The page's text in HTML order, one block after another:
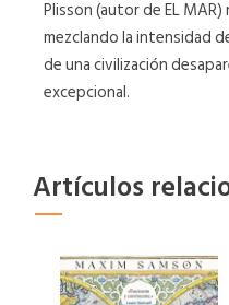
Plisson (autor de EL
mezclando la intensidad
de una civilización
excepcional.
Artículos